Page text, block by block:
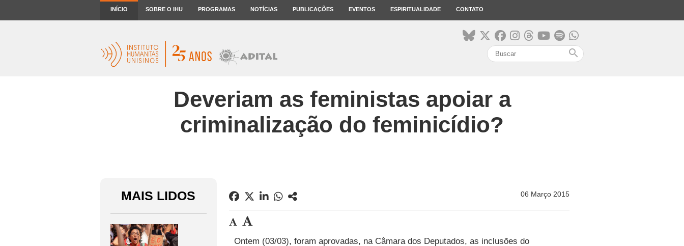
INÍCIO SOBRE O IHU PROGRAMAS NOTÍCIAS PUBLICAÇÕES EVENTOS ESPIRITUALIDADE CONTATO
search
Deveriam as feministas apoiar a
criminalização do feminicídio?
MAIS LIDOS 06 Março 2015
Ontem (03/03), foram aprovadas, na Câmara dos Deputados, as inclusões do